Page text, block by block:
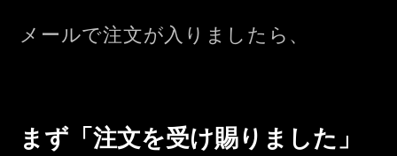
メールで注文が入りましたら、
まず 「注文を受け賜りました」